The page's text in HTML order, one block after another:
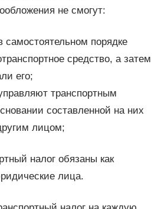
не смогут:
самостоятельном порядке
средство, а затем
его;
транспортным
составленной на них
лицом;
налог обязаны как
лица.